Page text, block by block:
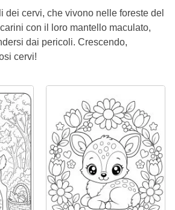
dei cervi, che vivono nelle foreste del
con il loro mantello maculato,
dai pericoli. Crescendo,
cervi!